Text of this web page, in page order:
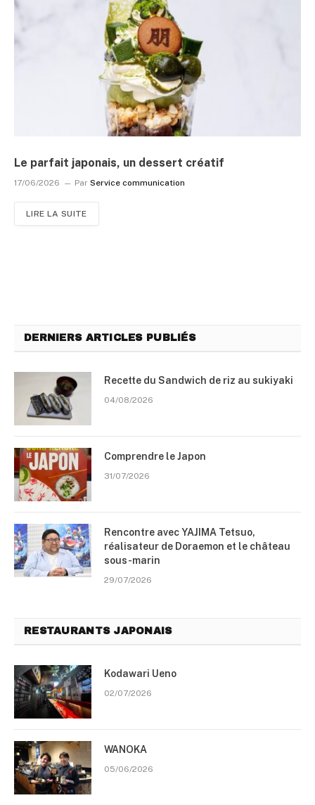
Le parfait japonais, un dessert créatif
17/06/2026 Par Service communication
LIRE LA SUITE
DERNIERS ARTICLES PUBLIÉS
Recette du Sandwich de riz au sukiyaki
04/08/2026
Comprendre le Japon
31/07/2026
Rencontre avec YAJIMA Tetsuo,
réalisateur de Doraemon et le château
sous-marin
29/07/2026
RESTAURANTS JAPONAIS
Kodawari Ueno
02/07/2026
WANOKA
05/06/2026